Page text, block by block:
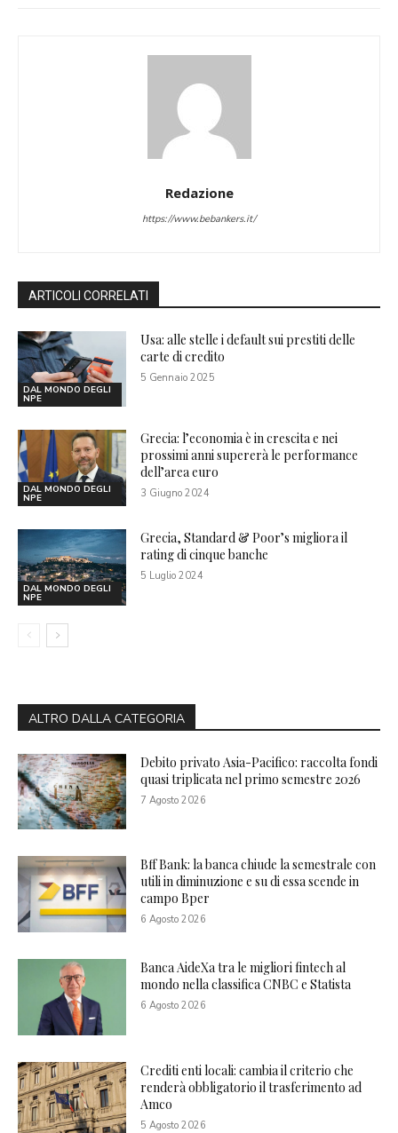
Redazione
https://www.bebankers.it/
ARTICOLI CORRELATI
DAL MONDO DEGLI
NPE
Usa: alle stelle i default sui prestiti delle
carte di credito
5 Gennaio 2025
DAL MONDO DEGLI
NPE
Grecia: l’economia è in crescita e nei
prossimi anni supererà le performance
dell’area euro
3 Giugno 2024
DAL MONDO DEGLI
NPE
Grecia, Standard & Poor’s migliora il
rating di cinque banche
5 Luglio 2024
ALTRO DALLA CATEGORIA
Debito privato Asia-Pacifico: raccolta fondi
quasi triplicata nel primo semestre 2026
7 Agosto 2026
Bff Bank: la banca chiude la semestrale con
utili in diminuzione e su di essa scende in
campo Bper
6 Agosto 2026
Banca AideXa tra le migliori fintech al
mondo nella classifica CNBC e Statista
6 Agosto 2026
Crediti enti locali: cambia il criterio che
renderà obbligatorio il trasferimento ad
Amco
5 Agosto 2026